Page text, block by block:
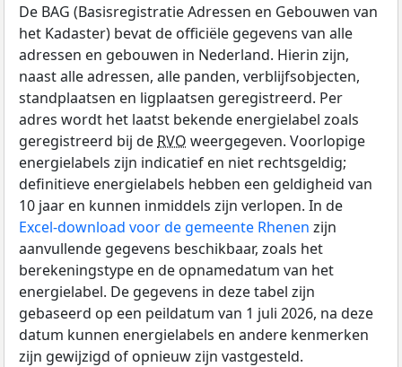
De BAG (Basisregistratie Adressen en Gebouwen van
het Kadaster) bevat de officiële gegevens van alle
adressen en gebouwen in Nederland. Hierin zijn,
naast alle adressen, alle panden, verblijfsobjecten,
standplaatsen en ligplaatsen geregistreerd. Per
adres wordt het laatst bekende energielabel zoals
geregistreerd bij de RVO weergegeven. Voorlopige
energielabels zijn indicatief en niet rechtsgeldig;
definitieve energielabels hebben een geldigheid van
10 jaar en kunnen inmiddels zijn verlopen. In de
Excel-download voor de gemeente Rhenen zijn
aanvullende gegevens beschikbaar, zoals het
berekeningstype en de opnamedatum van het
energielabel. De gegevens in deze tabel zijn
gebaseerd op een peildatum van 1 juli 2026, na deze
datum kunnen energielabels en andere kenmerken
zijn gewijzigd of opnieuw zijn vastgesteld.